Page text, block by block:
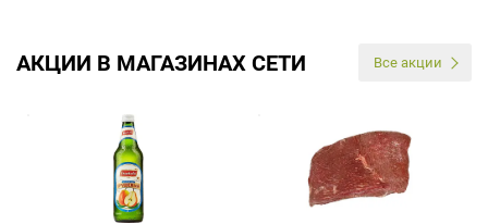
АКЦИИ В МАГАЗИНАХ СЕТИ Все акции